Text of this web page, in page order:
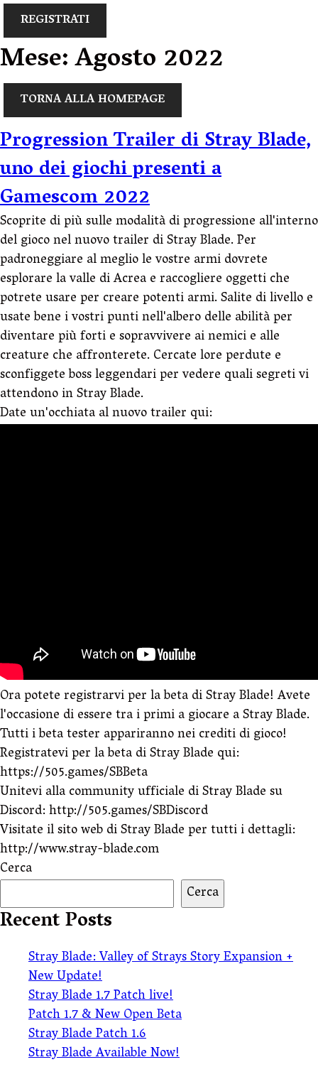
REGISTRATI
Mese:Agosto 2022
TORNA ALLA HOMEPAGE
Progression Trailer di Stray Blade,
uno dei giochi presenti a
Gamescom 2022
Scoprite di più sulle modalità di progressione all'interno
del gioco nel nuovo trailer di Stray Blade. Per
padroneggiare al meglio le vostre armi dovrete
esplorare la valle di Acrea e raccogliere oggetti che
potrete usare per creare potenti armi. Salite di livello e
usate bene i vostri punti nell'albero delle abilità per
diventare più forti e sopravvivere ai nemici e alle
creature che affronterete. Cercate lore perdute e
sconfiggete boss leggendari per vedere quali segreti vi
attendono in Stray Blade.
Date un'occhiata al nuovo trailer qui:
Ora potete registrarvi per la beta di Stray Blade! Avete
l'occasione di essere tra i primi a giocare a Stray Blade.
Tutti i beta tester appariranno nei crediti di gioco!
Registratevi per la beta di Stray Blade qui:
https://505.games/SBBeta
Unitevi alla community ufficiale di Stray Blade su
Discord: http://505.games/SBDiscord
Visitate il sito web di Stray Blade per tutti i dettagli:
http://www.stray-blade.com
Cerca
Cerca
Recent Posts
Stray Blade: Valley of Strays Story Expansion +
New Update!
Stray Blade 1.7 Patch live!
Patch 1.7 & New Open Beta
Stray Blade Patch 1.6
Stray Blade Available Now!